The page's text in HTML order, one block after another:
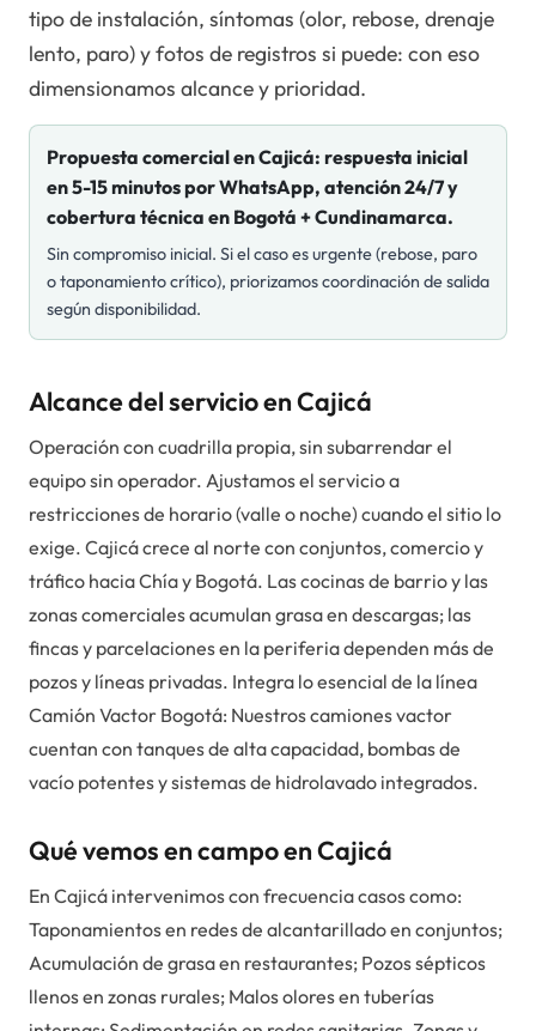
tipo de instalación, síntomas (olor, rebose, drenaje
lento, paro) y fotos de registros si puede: con eso
dimensionamos alcance y prioridad.
Propuesta comercial enCajicá: respuesta inicial
en 5-15 minutos por WhatsApp, atención 24/7 y
cobertura técnica en Bogotá + Cundinamarca.
Sin compromiso inicial. Si el caso es urgente (rebose, paro
o taponamiento crítico), priorizamos coordinación de salida
según disponibilidad.
Alcance del servicio en Cajicá
Operación con cuadrilla propia, sin subarrendar el
equipo sin operador. Ajustamos el servicio a
restricciones de horario (valle o noche) cuando el sitio lo
exige. Cajicá crece al norte con conjuntos, comercio y
tráfico hacia Chía y Bogotá. Las cocinas de barrio y las
zonas comerciales acumulan grasa en descargas; las
fincas y parcelaciones en la periferia dependen más de
pozos y líneas privadas. Integra lo esencial de la línea
Camión Vactor Bogotá: Nuestros camiones vactor
cuentan con tanques de alta capacidad, bombas de
vacío potentes y sistemas de hidrolavado integrados.
Qué vemos en campo en Cajicá
En Cajicá intervenimos con frecuencia casos como:
Taponamientos en redes de alcantarillado en conjuntos;
Acumulación de grasa en restaurantes; Pozos sépticos
llenos en zonas rurales; Malos olores en tuberías